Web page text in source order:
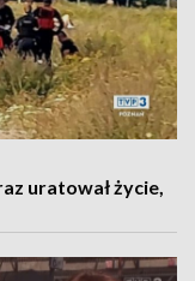
uratował życie,